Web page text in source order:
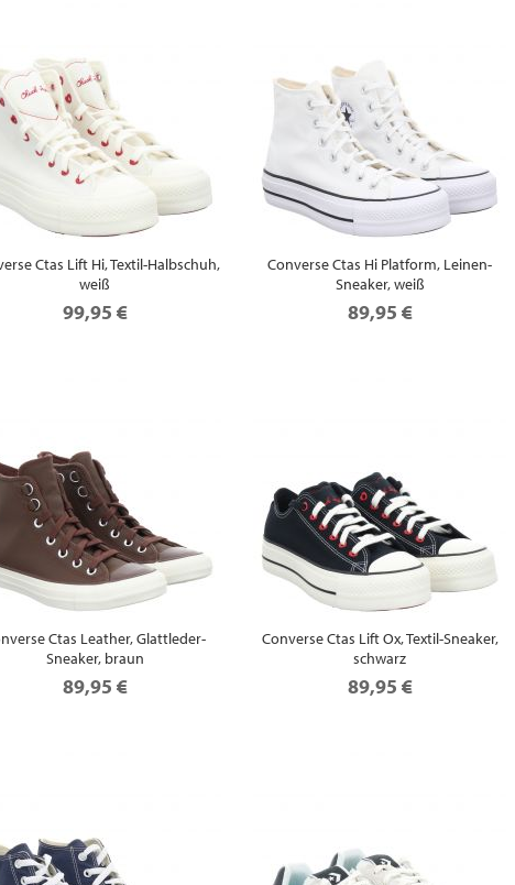
Ctas Lift Hi, Textil-Halbschuh,
weiß
99,95 €
Converse Ctas Hi Platform, Leinen-
Sneaker, weiß
89,95 €
Ctas Leather, Glattleder-
Sneaker, braun
89,95 €
Converse Ctas Lift Ox, Textil-Sneaker,
schwarz
89,95 €